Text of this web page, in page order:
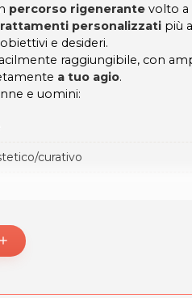
percorso rigenerante volto a
personalizzati più
e desideri.
raggiungibile, con
a tuo agio.
e uomini:
curativo
e corpo
add